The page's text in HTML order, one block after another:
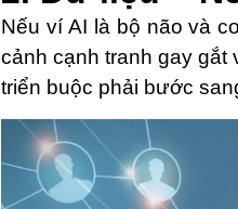
Nếu ví AI là bộ não và
cảnh cạnh tranh gay gắt
triển buộc phải bước